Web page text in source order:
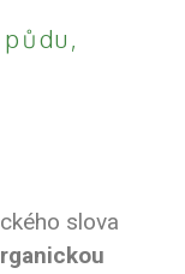
slova